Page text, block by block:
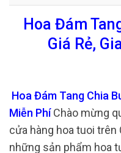
Hoa Đám
Giá Rẻ,
Hoa Đám Tang Chia
Miễn PhíChào mừng
cửa hàng hoa tuoi trên
những sản phẩm hoa